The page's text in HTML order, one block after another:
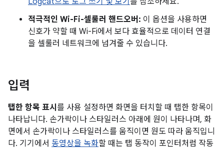
적극적인 Wi-Fi-셀룰러 핸드오버: 이 옵션을 사용하면
신호가 약할 때 Wi-Fi에서 보다 효율적으로 데이터 연결
을 셀룰러 네트워크에 넘겨줄 수 있습니다.
입력
탭한 항목 표시 를 사용 설정하면 화면을 터치할 때 탭한 항목이
나타납니다. 손가락이나 스타일러스 아래에 원이 나타나며, 화
면에서 손가락이나 스타일러스를 움직이면 원도 따라 움직입니
다. 기기에서 동영상을 녹화할 때는 탭 동작이 포인터처럼 작동